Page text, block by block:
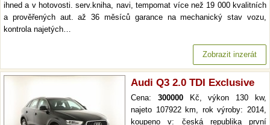
ihned a v hotovosti. serv.kniha, navi, tempomat více než 19 000 kvalitních
a prověřených aut. až 36 měsíců garance na mechanický stav vozu,
kontrola najetých…
Zobrazit inzerát
Audi Q3 2.0 TDI Exclusive
Cena: 300000Kč, výkon 130 kw,
najeto 107922 km, rok výroby: 2014,
koupeno v: česká republika první